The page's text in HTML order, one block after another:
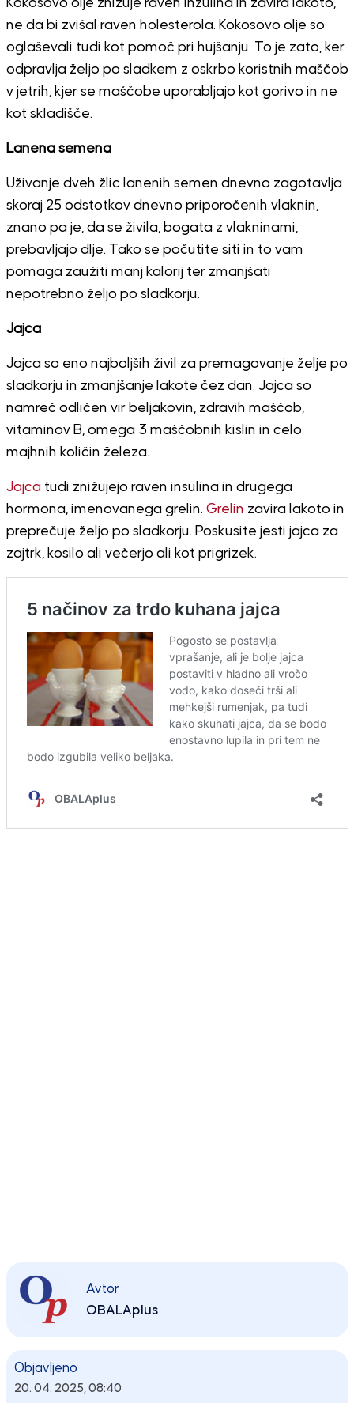
Kokosovo olje znižuje raven inzulina in zavira lakoto,
ne da bi zvišal raven holesterola. Kokosovo olje so
oglaševali tudi kot pomoč pri hujšanju. To je zato, ker
odpravlja željo po sladkem z oskrbo koristnih maščob
v jetrih, kjer se maščobe uporabljajo kot gorivo in ne
kot skladišče.
Lanena semena
Uživanje dveh žlic lanenih semen dnevno zagotavlja
skoraj 25 odstotkov dnevno priporočenih vlaknin,
znano pa je, da se živila, bogata z vlakninami,
prebavljajo dlje. Tako se počutite siti in to vam
pomaga zaužiti manj kalorij ter zmanjšati
nepotrebno željo po sladkorju.
Jajca
Jajca so eno najboljših živil za premagovanje želje po
sladkorju in zmanjšanje lakote čez dan. Jajca so
namreč odličen vir beljakovin, zdravih maščob,
vitaminov B, omega 3 maščobnih kislin in celo
majhnih količin železa.
Jajcatudi znižujejo raven insulina in drugega
hormona, imenovanega grelin. Grelin zavira lakoto in
preprečuje željo po sladkorju. Poskusite jesti jajca za
zajtrk, kosilo ali večerjo ali kot prigrizek.
Avtor
OBALAplus
Objavljeno
20. 04. 2025, 08:40